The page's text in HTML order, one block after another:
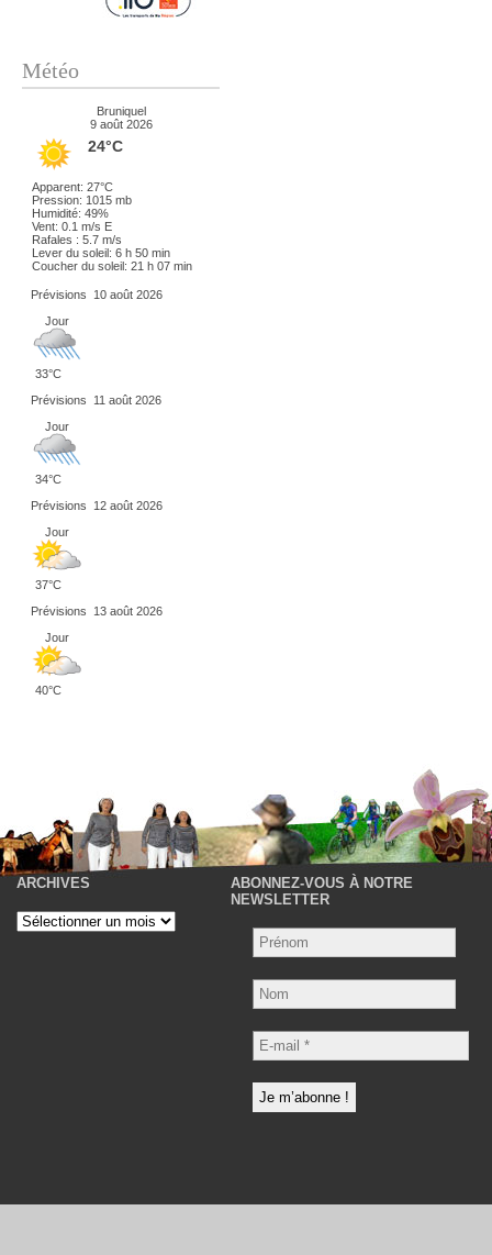
Météo
Bruniquel
9 août 2026
24°C
Apparent: 27°C
Pression: 1015 mb
Humidité: 49%
Vent: 0.1 m/s E
Rafales : 5.7 m/s
Lever du soleil: 6 h 50 min
Coucher du soleil: 21 h 07 min
Prévisions
10 août 2026
Jour
33°C
Prévisions
11 août 2026
Jour
34°C
Prévisions
12 août 2026
Jour
37°C
Prévisions
13 août 2026
Jour
40°C
ARCHIVES
Archives
ABONNEZ-VOUS À NOTRE
NEWSLETTER
Nom
E-
mail
*